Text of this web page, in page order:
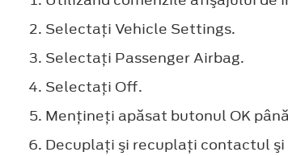
Selectaţi Vehicle Settings.
Selectaţi Passenger Airbag.
Selectaţi Off.
Menţineţi apăsat butonul OK
Decuplaţi şi recuplaţi contactul